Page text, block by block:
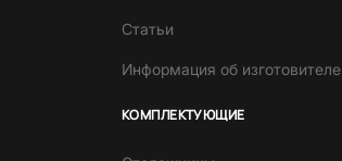
Статьи
Информация об изготовителе
КОМПЛЕКТУЮЩИЕ